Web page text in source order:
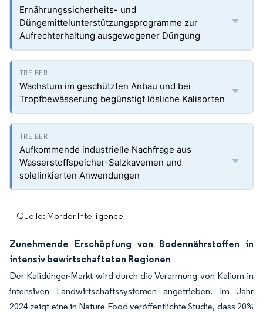
Ernährungssicherheits- und
Düngemittelunterstützungsprogramme zur
Aufrechterhaltung ausgewogener Düngung
Wachstum im geschützten Anbau und bei
Tropfbewässerung begünstigt lösliche Kalisorten
Aufkommende industrielle Nachfrage aus
Wasserstoffspeicher-Salzkavemen und
solelinkierten Anwendungen
Quelle: Mordor Intelligence
Zunehmende Erschöpfung von Bodennährstoffen in
intensiv bewirtschafteten Regionen
Der Kalidünger-Markt wird durch die Verarmung von Kalium in
intensiven Landwirtschaftssystemen angetrieben. Im Jahr
2024 zeigt eine in Nature Food veröffentlichte Studie, dass 20%